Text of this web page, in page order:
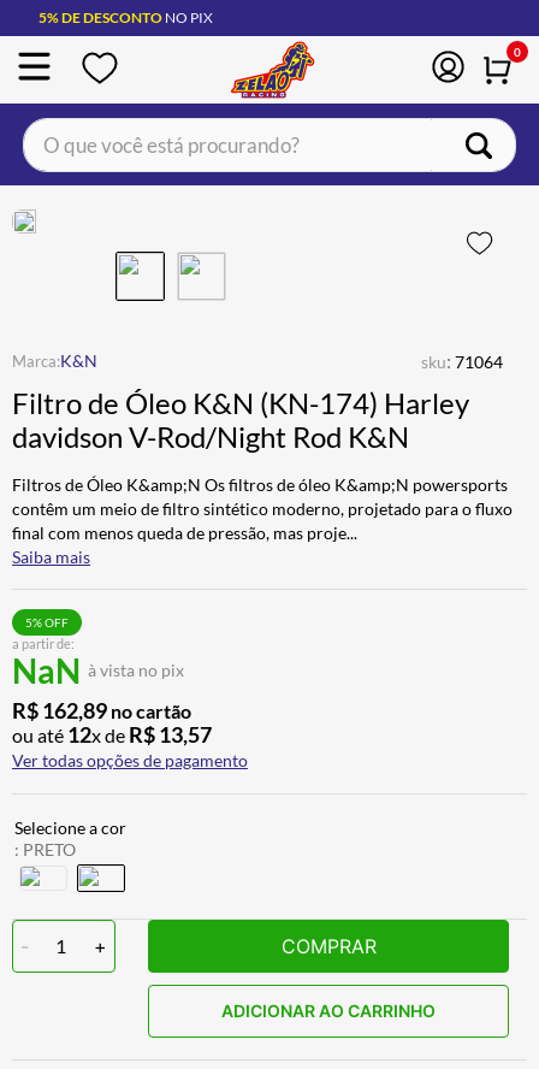
5% DE DESCONTO NO PIX
0
O que você está procurando?
K&N sku: 71064
Filtro de Óleo K&N (KN-174) Harley
davidson V-Rod/Night Rod K&N
Filtros de Óleo K&amp;N Os filtros de óleo K&amp;N powersports
contêm um meio de filtro sintético moderno, projetado para o fluxo
final com menos queda de pressão, mas proje...
Saiba mais
a partir de:
NaN à vista no pix
5% OFF
R$162,89 no cartão
ou até 12x de R$13,57
Ver todas opções de pagamento
: PRETO
- 1 + COMPRAR
ADICIONAR AO CARRINHO
BOTA
4º ÓCULOS SOLAR
5º LUVA
6º BAU
7º CALÇA
8º ALPINESTAR
9º AIROH
10º